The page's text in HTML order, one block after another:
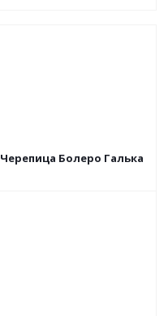
Черепица Болеро Галька